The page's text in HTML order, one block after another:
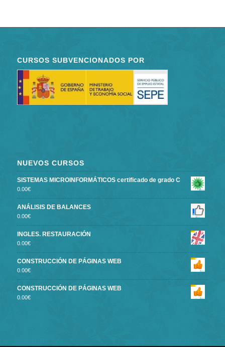
CURSOS SUBVENCIONADOS POR
NUEVOS CURSOS
SISTEMAS MICROINFORMÁTICOS certificado de grado C
0.00€
ANÁLISIS DE BALANCES
0.00€
INGLES. RESTAURACIÓN
0.00€
CONSTRUCCIÓN DE PÁGINAS WEB
0.00€
CONSTRUCCIÓN DE PÁGINAS WEB
0.00€